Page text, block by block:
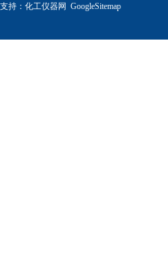
支持： 化工仪器网 GoogleSitemap